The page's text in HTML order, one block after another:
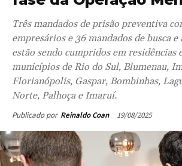
Três mandados de prisão preventiva
empresários e 36 mandados de busca e
estão sendo cumpridos em residências
municípios de Rio do Sul, Blumenau,
Florianópolis, Gaspar, Bombinhas,
Norte, Palhoça e Imaruí.
Publicado por Reinaldo Coan 19/08/2025